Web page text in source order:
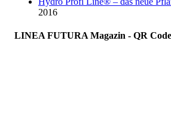
2016
LINEA FUTURA Magazin - QR Code